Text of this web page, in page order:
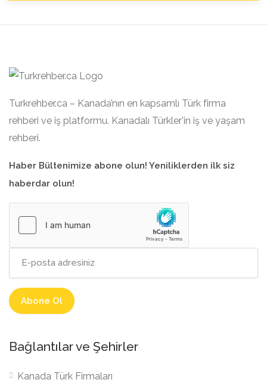
Turkrehber.ca – Kanada’nın en kapsamlı Türk firma
rehberi ve iş platformu. Kanadalı Türkler’in iş ve yaşam
rehberi.
Haber Bültenimize abone olun! Yeniliklerden ilk siz
haberdar olun!
Bağlantılar ve Şehirler
Kanada Türk Firmaları